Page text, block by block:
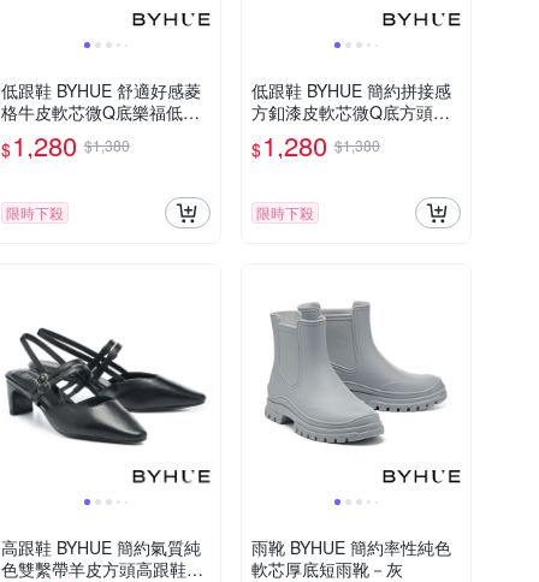
低跟鞋 BYHUE 舒適好感菱
格牛皮軟芯微Q底樂福低跟
鞋－杏
$1,280 $1,380
限時下殺
低跟鞋 BYHUE 簡約拼接感
方釦漆皮軟芯微Q底方頭低
跟鞋－杏
$1,280 $1,380
限時下殺
高跟鞋 BYHUE 簡約氣質純
色雙繫帶羊皮方頭高跟鞋－
雨靴 BYHUE 簡約率性純色
軟芯厚底短雨靴－灰